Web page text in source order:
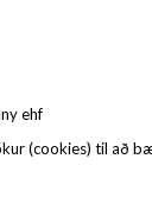
ehf
(cookies) til að